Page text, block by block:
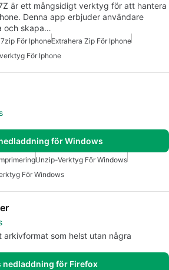
är ett mångsidigt verktyg för att hantera
Denna app erbjuder användare
och skapa…
För IphoneExtrahera Zip För Iphone
För Iphone
för Windows
Unzip-Verktyg För Windows
För Windows
arkivformat som helst utan några
nedladdning för Firefox